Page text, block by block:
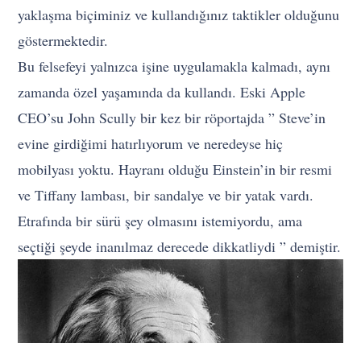
yaklaşma biçiminiz ve kullandığınız taktikler olduğunu
göstermektedir.
Bu felsefeyi yalnızca işine uygulamakla kalmadı, aynı
zamanda özel yaşamında da kullandı. Eski Apple
CEO’su John Scully bir kez bir röportajda ” Steve’in
evine girdiğimi hatırlıyorum ve neredeyse hiç
mobilyası yoktu. Hayranı olduğu Einstein’in bir resmi
ve Tiffany lambası, bir sandalye ve bir yatak vardı.
Etrafında bir sürü şey olmasını istemiyordu, ama
seçtiği şeyde inanılmaz derecede dikkatliydi ” demiştir.